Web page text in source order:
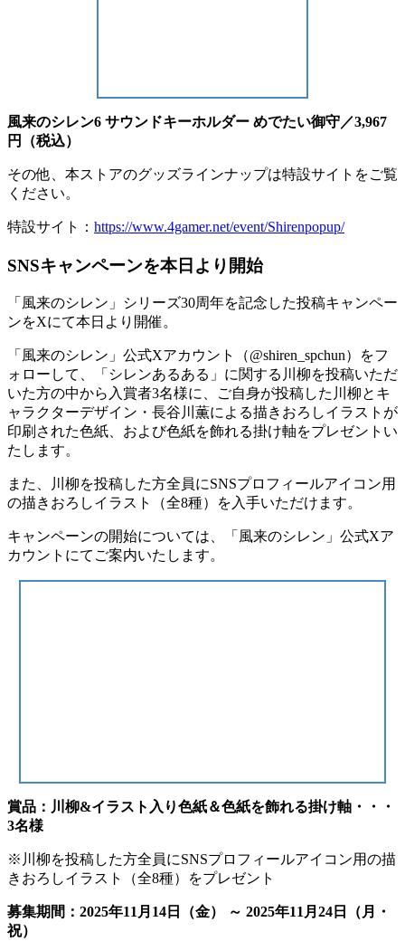
風来のシレン6 サウンドキーホルダー めでたい御守／3,967
円（税込）
その他、本ストアのグッズラインナップは特設サイトをご覧
ください。
特設サイト： https://www.4gamer.net/event/Shirenpopup/
SNSキャンペーンを本日より開始
「風来のシレン」シリーズ30周年を記念した投稿キャンペー
ンをXにて本日より開催。
「風来のシレン」公式Xアカウント（@shiren_spchun）をフ
ォローして、「シレンあるある」に関する川柳を投稿いただ
いた方の中から入賞者3名様に、ご自身が投稿した川柳とキ
ャラクターデザイン・長谷川薫による描きおろしイラストが
印刷された色紙、および色紙を飾れる掛け軸をプレゼントい
たします。
また、川柳を投稿した方全員にSNSプロフィールアイコン用
の描きおろしイラスト（全8種）を入手いただけます。
キャンペーンの開始については、「風来のシレン」公式Xア
カウントにてご案内いたします。
賞品：川柳&イラスト入り色紙＆色紙を飾れる掛け軸・・・
3名様
※川柳を投稿した方全員にSNSプロフィールアイコン用の描
きおろしイラスト（全8種）をプレゼント
募集期間：2025年11月14日（金） ～ 2025年11月24日（月・
祝）